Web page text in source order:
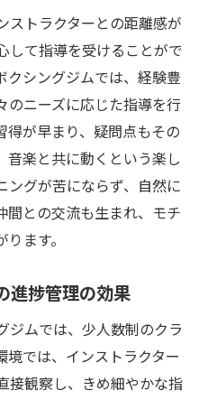
ストラクターとの距離感が
して指導を受けることがで
クシングジムでは、経験豊
のニーズに応じた指導を行
得が早まり、疑問点もその
音楽と共に動くという楽し
ングが苦にならず、自然に
間との交流も生まれ、モチ
ます。
進捗管理の効果
ジムでは、少人数制のクラ
境では、インストラクター
接観察し、きめ細やかな指